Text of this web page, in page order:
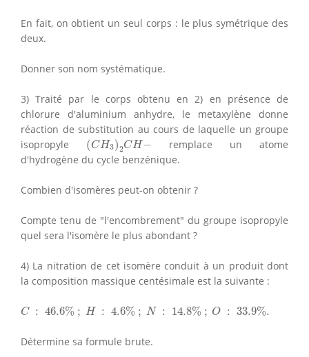
En fait, on obtient un seul corps : le plus symétrique des
deux.
Donner son nom systématique.
3) Traité par le corps obtenu en 2) en présence de
chlorure d'aluminium anhydre, le metaxylène donne
réaction de substitution au cours de laquelle un groupe
isopropyle (CH3)2CH−
(CH3)2CH−
remplace un atome
d'hydrogène du cycle benzénique.
Combien d'isomères peut-on obtenir ?
Compte tenu de "l'encombrement" du groupe isopropyle
quel sera l'isomère le plus abondant ?
4) La nitration de cet isomère conduit à un produit dont
la composition massique centésimale est la suivante :
C : 46.6% ; H : 4.6% ; N : 14.8% ; O : 33.9%.
C 46.6% H : 4.6%; N :14.8 % ;O 33.9 %.
Détermine sa formule brute.